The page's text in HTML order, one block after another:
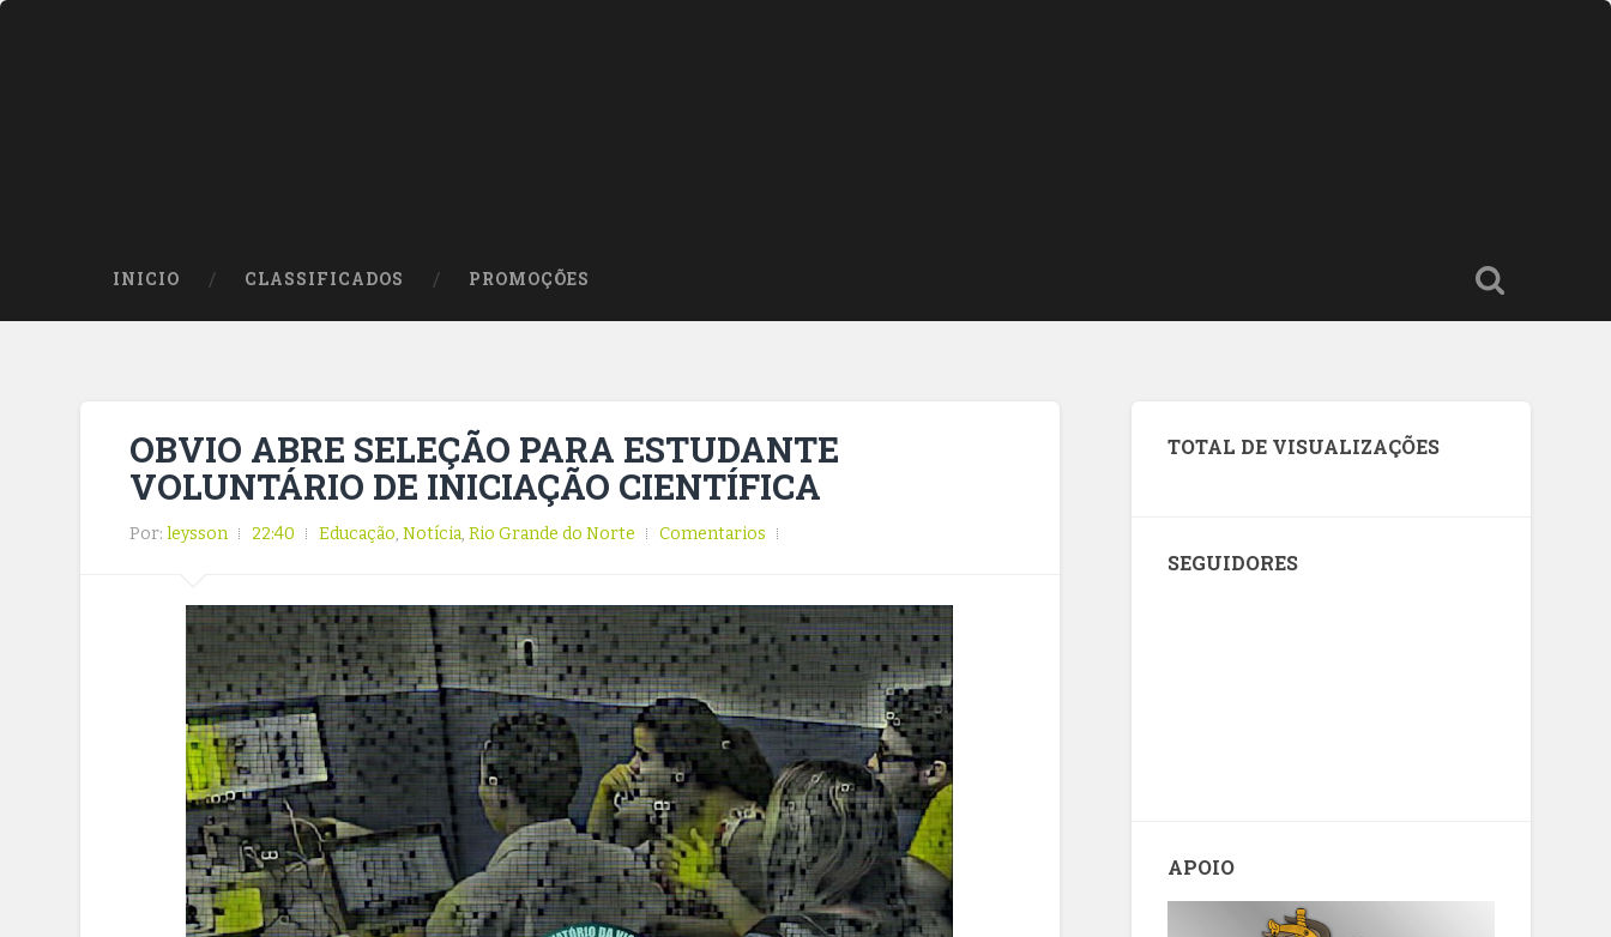
INICIO CLASSIFICADOS PROMOÇÕES
OBVIO ABRE SELEÇÃO PARA ESTUDANTE
VOLUNTÁRIO DE INICIAÇÃO CIENTÍFICA
Por:leysson 22:40 Educação,Notícia,Rio Grande do Norte Comentarios
TOTAL DE VISUALIZAÇÕES
SEGUIDORES
APOIO